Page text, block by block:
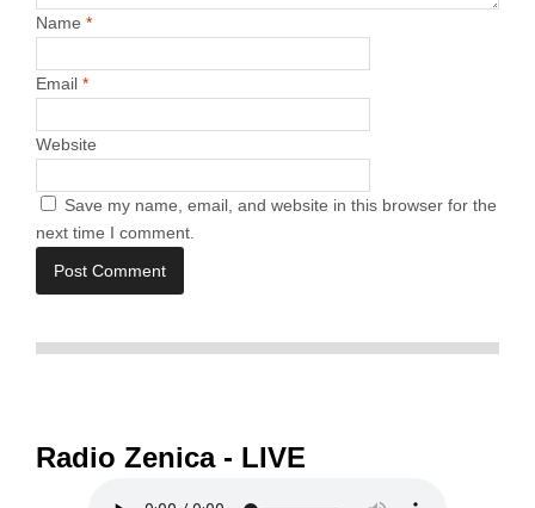
Name *
Email *
Website
Save my name, email, and website in this browser for the
next time I comment.
Radio Zenica - LIVE